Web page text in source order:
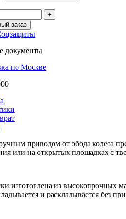
+
заказ
документы
по Москве
приводом от обода колеса
или на открытых площадках с
изготовлена из высокопрочных
и раскладывается без